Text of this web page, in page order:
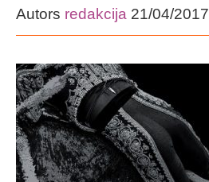
Autors redakcija 21/04/2017